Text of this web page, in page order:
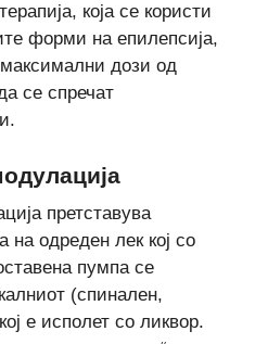
која се користи
форми на епилепсија,
дози од
се спречат
претставува
на одреден лек кој со
пумпа се
(спинален,
е исполет со ликвор.